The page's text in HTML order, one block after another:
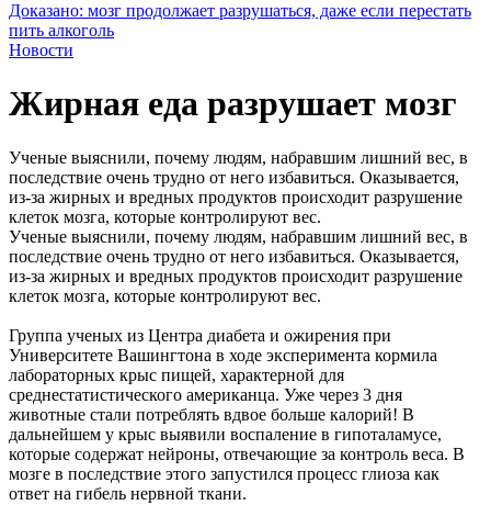
Доказано: мозг продолжает разрушаться, даже если перестать
пить алкоголь
Новости
Жирная еда разрушает мозг
Ученые выяснили, почему людям, набравшим лишний вес, в
последствие очень трудно от него избавиться. Оказывается,
из-за жирных и вредных продуктов происходит разрушение
клеток мозга, которые контролируют вес.
Ученые выяснили, почему людям, набравшим лишний вес, в
последствие очень трудно от него избавиться. Оказывается,
из-за жирных и вредных продуктов происходит разрушение
клеток мозга, которые контролируют вес.
Группа ученых из Центра диабета и ожирения при
Университете Вашингтона в ходе эксперимента кормила
лабораторных крыс пищей, характерной для
среднестатистического американца. Уже через 3 дня
животные стали потреблять вдвое больше калорий! В
дальнейшем у крыс выявили воспаление в гипоталамусе,
которые содержат нейроны, отвечающие за контроль веса. В
мозге в последствие этого запустился процесс глиоза как
ответ на гибель нервной ткани.